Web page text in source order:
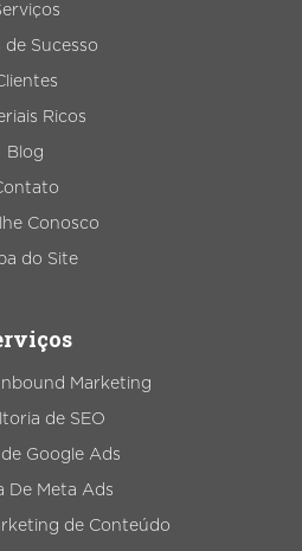
de Sucesso
Ricos
Blog
Conosco
do Site
Marketing
de SEO
Google Ads
De Meta Ads
de Conteúdo